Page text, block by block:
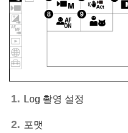
Log 촬영 설정
포맷